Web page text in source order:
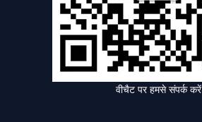
वीचैट पर हमसे संपर्क करें